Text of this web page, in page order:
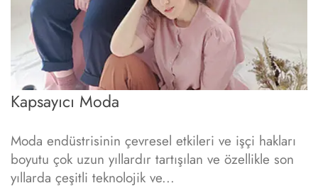
Kapsayıcı Moda
Moda endüstrisinin çevresel etkileri ve işçi hakları
boyutu çok uzun yıllardır tartışılan ve özellikle son
yıllarda çeşitli teknolojik ve...